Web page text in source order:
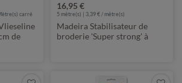
carré
de
16,95 €
5mètre(s) | 3,39 € / mètre(s)
Madeira Stabilisateur de
broderie 'Super strong' à